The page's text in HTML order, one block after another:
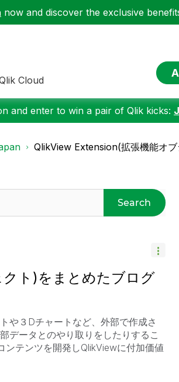
now and discover the exclusive
Cloud
and enter to win a pair of Qlik kicks:
QlikView Extension(拡張機能オ
Search
ト)をまとめたブログ
や３Dチャートなど、外部で作成さ
データとのやり取りをしたりするこ
テンツを開発しQlikViewに付加価値